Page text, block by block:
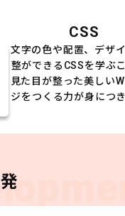
CSS
文字の色や配置、デザ
整ができるCSSを学ぶ
見た目が整った美しい
ジをつくる力が身につ